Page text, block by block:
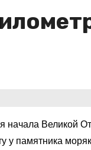
начала Великой
у памятника